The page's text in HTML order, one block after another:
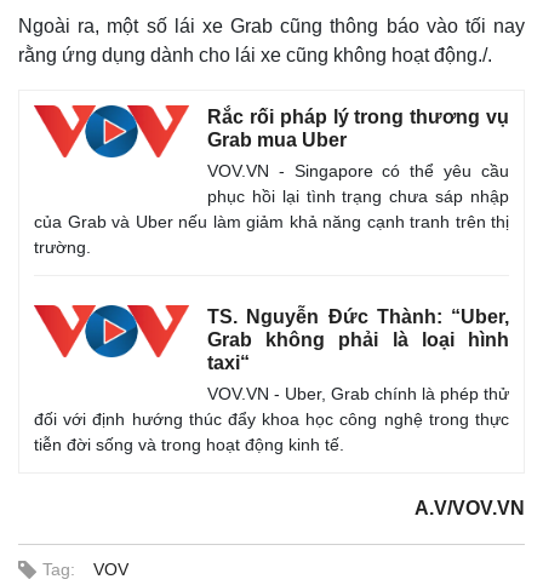
Thế giới
Quan sát
Multimedia
Ngoài ra, một số lái xe Grab cũng thông báo vào tối nay
rằng ứng dụng dành cho lái xe cũng không hoạt động./.
Rắc rối pháp lý trong thương vụ
Grab mua Uber
VOV.VN - Singapore có thể yêu cầu
phục hồi lại tình trạng chưa sáp nhập
của Grab và Uber nếu làm giảm khả năng cạnh tranh trên thị
trường.
TS. Nguyễn Đức Thành: “Uber,
Grab không phải là loại hình
taxi“
VOV.VN - Uber, Grab chính là phép thử
đối với định hướng thúc đẩy khoa học công nghệ trong thực
tiễn đời sống và trong hoạt động kinh tế.
A.V/VOV.VN
Tag: VOV